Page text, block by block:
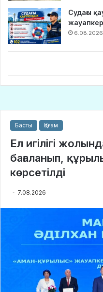
Судағы
6.08.2026